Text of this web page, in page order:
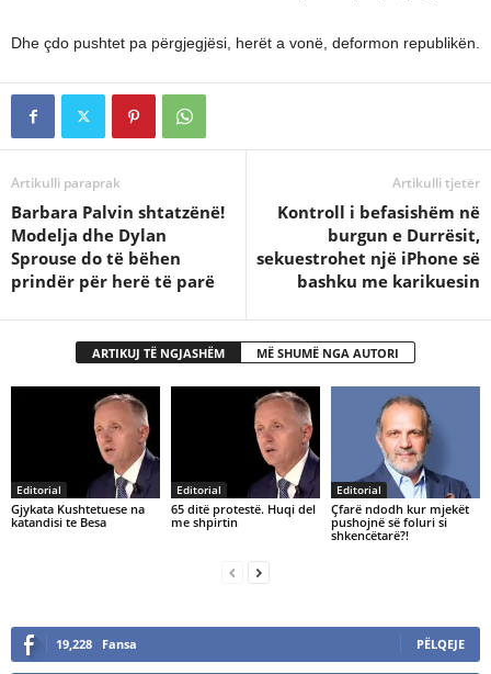
Dhe çdo pushtet pa përgjegjësi, herët a vonë, deformon republikën.
Artikulli paraprak
Barbara Palvin shtatzënë!
Modelja dhe Dylan
Sprouse do të bëhen
prindër për herë të parë
Artikulli tjetër
Kontroll i befasishëm në
burgun e Durrësit,
sekuestrohet një iPhone së
bashku me karikuesin
ARTIKUJ TË NGJASHËM MË SHUMË NGA AUTORI
Editorial
Gjykata Kushtetuese na
katandisi te Besa
Editorial
65 ditë protestë. Huqi del
me shpirtin
Editorial
Çfarë ndodh kur mjekët
pushojnë së foluri si
shkencëtarë?!
19,228 Fansa PËLQEJE